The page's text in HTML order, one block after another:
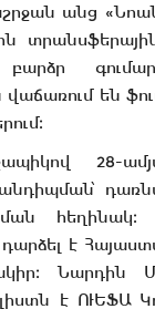
անց
վաճառում են
28-
հեղինակ։
դարձել է
Նարդին
է ՈՒԵՖԱ